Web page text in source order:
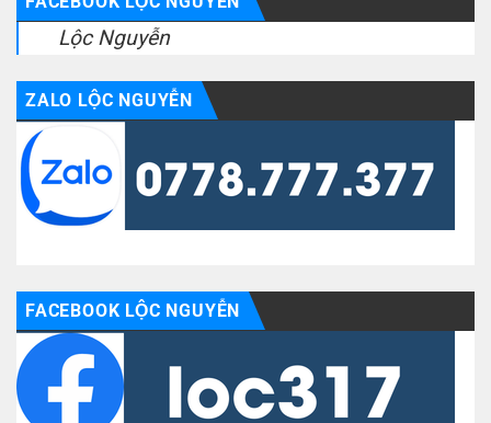
Lộc Nguyễn
ZALO LỘC NGUYỄN
FACEBOOK LỘC NGUYỄN